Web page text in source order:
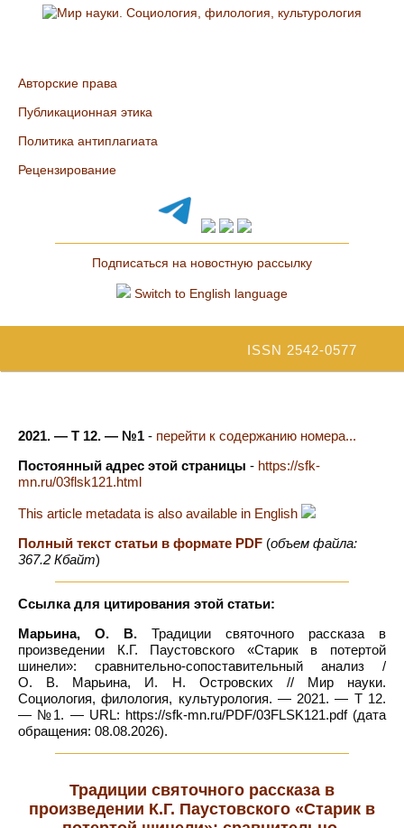
Авторские права
Публикационная этика
Политика антиплагиата
Рецензирование
Подписаться на новостную рассылку
Switch to English language
ISSN 2542-0577
2021. — Т 12. — №1 - перейти к содержанию номера...
Постоянный адрес этой страницы - https://sfk-
mn.ru/03flsk121.html
This article metadata is also available in English
Полный текст статьи в формате PDF (объем файла:
367.2 Кбайт)
Ссылка для цитирования этой статьи:
Марьина, О. В. Традиции святочного рассказа в
произведении К.Г. Паустовского «Старик в потертой
шинели»: сравнительно-сопоставительный анализ /
О. В. Марьина, И. Н. Островских // Мир науки.
Социология, филология, культурология. — 2021. — Т 12.
— №1. — URL: https://sfk-mn.ru/PDF/03FLSK121.pdf (дата
обращения: 08.08.2026).
Традиции святочного рассказа в
произведении К.Г. Паустовского «Старик в